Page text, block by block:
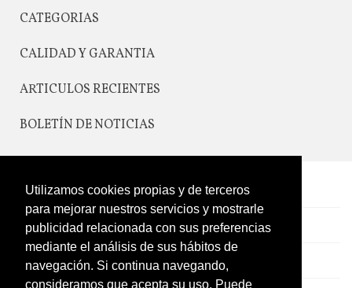
Utilizamos cookies propias y de terceros
para mejorar nuestros servicios y mostrarle
publicidad relacionada con sus preferencias
mediante el análisis de sus hábitos de
navegación. Si continua navegando,
consideramos que acepta su uso. Puede
CATEGORIAS
CALIDAD Y GARANTIA
ARTICULOS RECIENTES
BOLETÍN DE NOTICIAS
CONTACTO
LEGAL
CATÁLOGO